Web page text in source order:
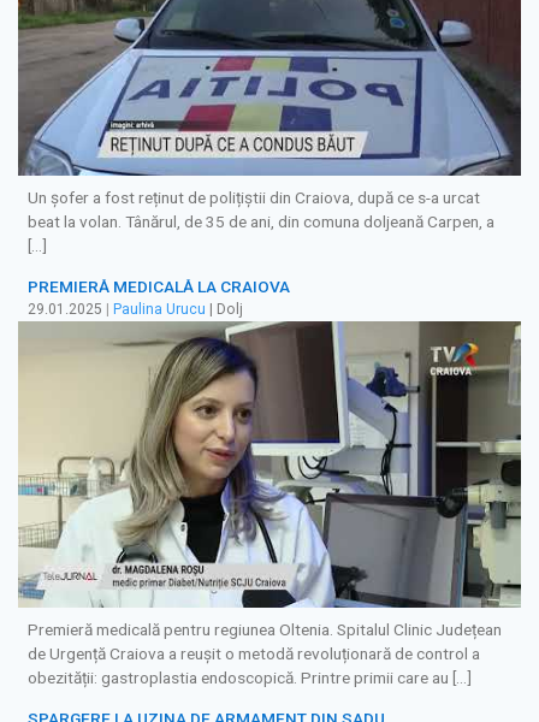
Un şofer a fost reținut de polițiștii din Craiova, după ce s-a urcat
beat la volan. Tânărul, de 35 de ani, din comuna doljeană Carpen, a
[…]
PREMIERĂ MEDICALĂ LA CRAIOVA
29.01.2025 Paulina Urucu | Dolj
Premieră medicală pentru regiunea Oltenia. Spitalul Clinic Județean
de Urgență Craiova a reușit o metodă revoluționară de control a
obezității: gastroplastia endoscopică. Printre primii care au […]